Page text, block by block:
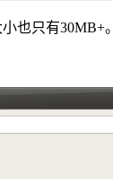
也只有30MB+。